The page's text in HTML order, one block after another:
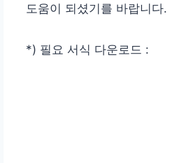
도움이 되셨기를 바랍니다.
*) 필요 서식 다운로드 :